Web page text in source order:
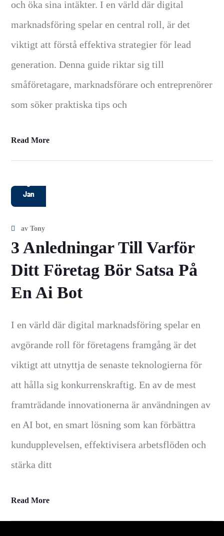
och öka sina intäkter. I en värld där digital
marknadsföring spelar en central roll, är det
viktigt att förstå effektiva strategier för lead
generation. Denna guide riktar sig till
småföretagare, marknadsförare och entreprenörer
som söker praktiska tips och
Read More
6
Jan
avTony
3 Anledningar Till Varför
Ditt Företag Bör Satsa På
En Ai Bot
I en värld där digital marknadsföring spelar en
avgörande roll för företagens framgång är det
viktigt att utnyttja de senaste teknologierna för
att hålla sig konkurrenskraftig. En av de mest
framträdande innovationerna är användningen av
en AI bot, en smart lösning som kan förbättra
kundupplevelsen, effektivisera arbetsflöden och
stärka ditt
Read More